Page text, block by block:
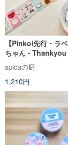
【Pinkoi先行・ラ
ちゃん -
コラボレーション |
spicaの庭
1,210円